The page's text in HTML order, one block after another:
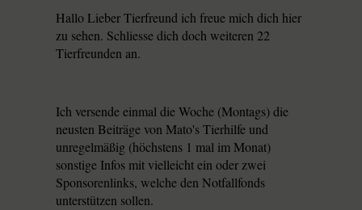
Hallo Lieber Tierfreund ich freue mich dich hier
zu sehen. Schliesse dich doch weiteren 22
Tierfreunden an.
Ich versende einmal die Woche (Montags) die
neusten Beiträge von Mato's Tierhilfe und
unregelmäßig (höchstens 1 mal im Monat)
sonstige Infos mit vielleichtein oder zwei
Sponsorenlinks, welche den Notfallfonds
unterstützen sollen.